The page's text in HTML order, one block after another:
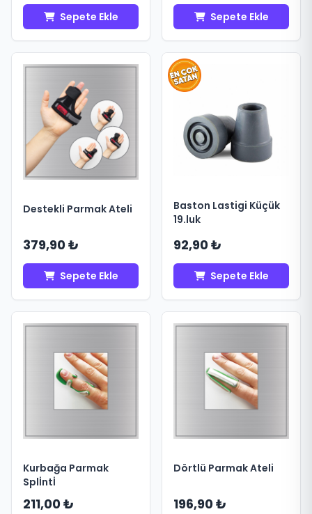
Sepete Ekle Sepete Ekle
Destekli Parmak Ateli
379,90 ₺
Sepete Ekle
Baston Lastigi Küçük
19.luk
92,90 ₺
Sepete Ekle
Kurbağa Parmak
Splİntİ
211,00 ₺
Dörtlü Parmak Ateli
196,90 ₺